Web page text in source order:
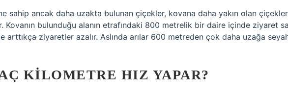
sahip ancak daha uzakta bulunan çiçekler, kovana daha yakın olan
bulunduğu alanın etrafındaki 800 metrelik bir daire içinde ziyaret
arttıkça ziyaretler azalır. Aslında arılar 600 metreden çok daha uzağa
KILOMETRE HIZ YAPAR?